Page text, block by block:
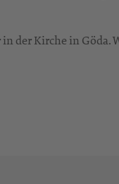
der Kirche in Göda.